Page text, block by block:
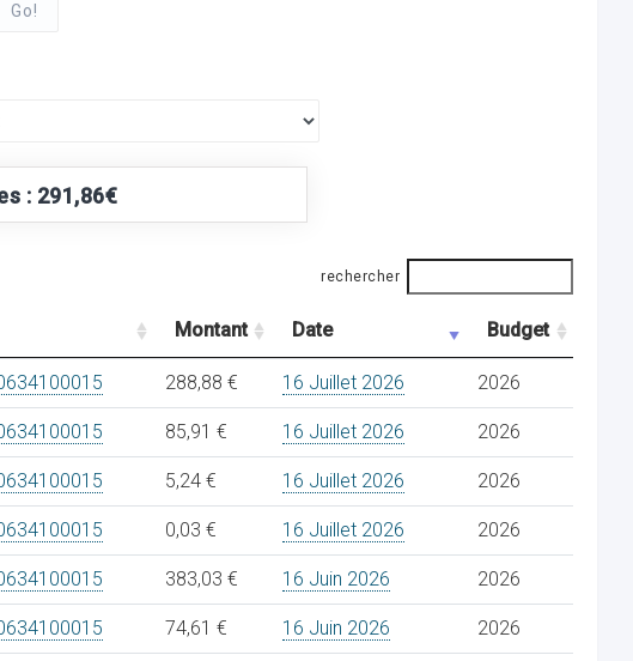
Go!
: 291,86€
rechercher
Montant Date Budget
288,88 € 16 Juillet 2026 2026
85,91 € 16 Juillet 2026 2026
5,24 € 16 Juillet 2026 2026
0,03 € 16 Juillet 2026 2026
383,03 € 16 Juin 2026 2026
74,61 € 16 Juin 2026 2026